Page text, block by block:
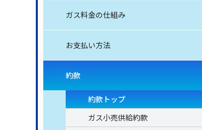
ガス料金の仕組み
お支払い方法
約款
約款トップ
ガス小売供給約款